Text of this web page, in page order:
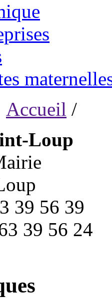
Accueil /
Loup
39 56 39
39 56 24